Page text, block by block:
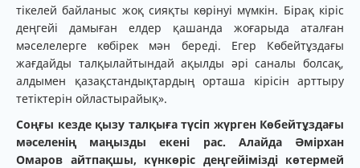
тікелей байланыс жоқ сияқты көрінуі мүмкін. Бірақ кіріс
деңгейі дамыған елдер қашанда жоғарыда аталған
мәселелерге көбірек мән береді. Егер Көбейтұздағы
жағдайды талқылайтындай ақылды әрі саналы болсақ,
алдымен қазақстандықтардың орташа кірісін арттыру
тетіктерін ойластырайық».
Соңғы кезде қызу талқыға түсіп жүрген Көбейтұздағы
мәселенің маңызды екені рас. Алайда Әмірхан
Омаров айтпақшы, күнкөріс деңгейімізді көтермей